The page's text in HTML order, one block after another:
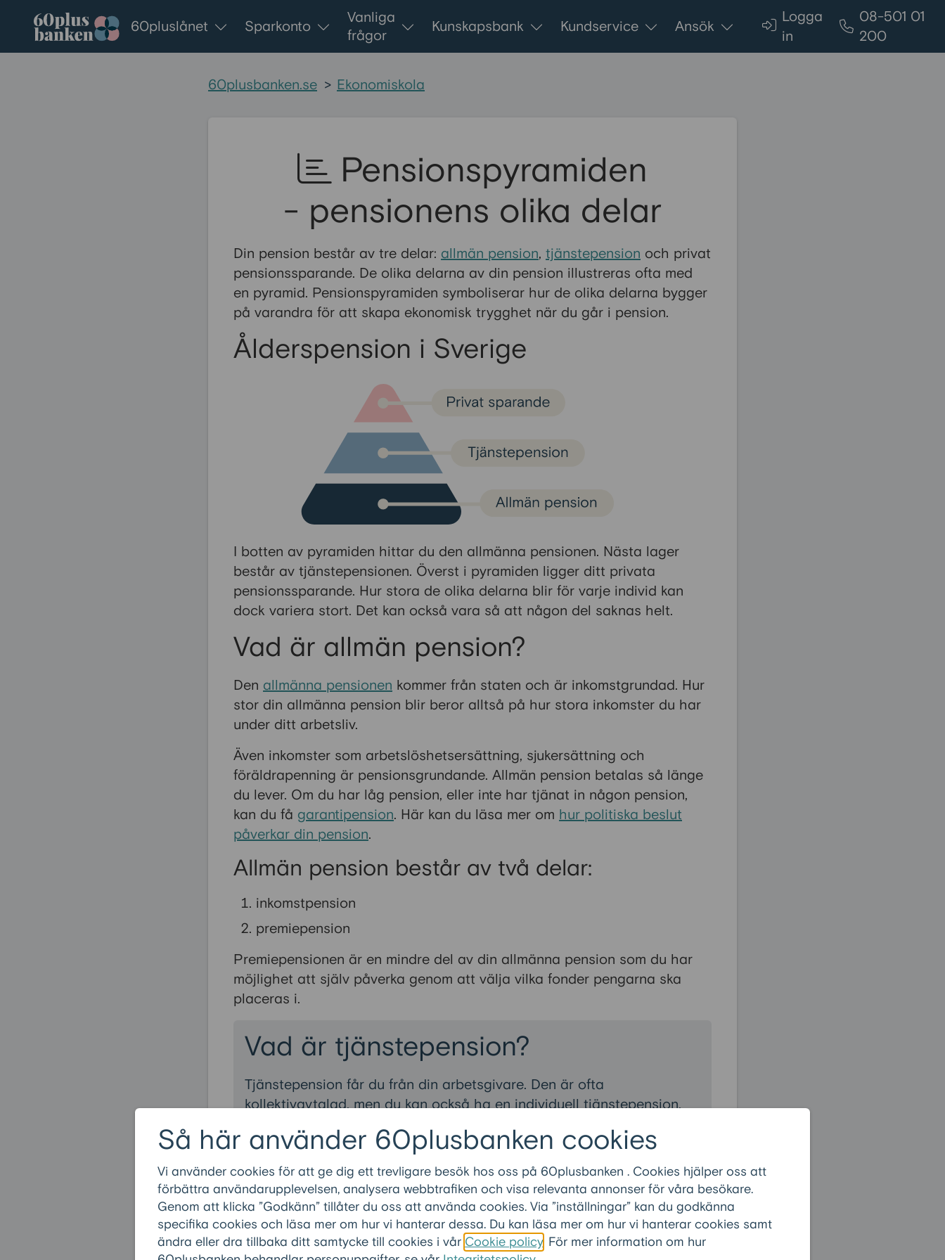
Så här använder 60plusbanken cookies
Vi använder cookies för att ge dig ett trevligare besök hos oss på 60plusbanken . Cookies hjälper oss att
förbättra användarupplevelsen, analysera webbtrafiken och visa relevanta annonser för våra besökare.
Genom att klicka ”Godkänn” tillåter du oss att använda cookies. Via ”inställningar” kan du godkänna
specifika cookies och läsa mer om hur vi hanterar dessa. Du kan läsa mer om hur vi hanterar cookies samt
ändra eller dra tillbaka ditt samtycke till cookies i vår Cookie policy . För mer information om hur
Gå till innehållet
60pluslånet Sparkonto
Vanliga
frågor
Kunskapsbank Kundservice Ansök
Logga
in
08-501 01
200
60plusbanken.se > Ekonomiskola
Pensionspyramiden
- pensionens olika delar
Din pension består av tre delar: allmän pension, tjänstepension och privat
pensionssparande. De olika delarna av din pension illustreras ofta med
en pyramid. Pensionspyramiden symboliserar hur de olika delarna bygger
på varandra för att skapa ekonomisk trygghet när du går i pension.
Ålderspension i Sverige
I botten av pyramiden hittar du den allmänna pensionen. Nästa lager
består av tjänstepensionen. Överst i pyramiden ligger ditt privata
pensionssparande. Hur stora de olika delarna blir för varje individ kan
dock variera stort. Det kan också vara så att någon del saknas helt.
Vad är allmän pension?
Den allmänna pensionen kommer från staten och är inkomstgrundad. Hur
stor din allmänna pension blir beror alltså på hur stora inkomster du har
under ditt arbetsliv.
Även inkomster som arbetslöshetsersättning, sjukersättning och
föräldrapenning är pensionsgrundande. Allmän pension betalas så länge
du lever. Om du har låg pension, eller inte har tjänat in någon pension,
kan du få garantipension. Här kan du läsa mer om hur politiska beslut
påverkar din pension.
Allmän pension består av två delar:
inkomstpension
premiepension
Premiepensionen är en mindre del av din allmänna pension som du har
möjlighet att själv påverka genom att välja vilka fonder pengarna ska
placeras i.
Vad är tjänstepension?
Tjänstepension får du från din arbetsgivare. Den är ofta
kollektivavtalad, men du kan också ha en individuell tjänstepension.
placera den i olika fonder.
Vill du inte välja själv sköter pensionsförsäkringsbolaget
förvaltningen.
Ju högre lön du har, desto större del av din totala pension kommer att
komma från tjänstepensionen. Den utgör en viktig del av din totala
pension.